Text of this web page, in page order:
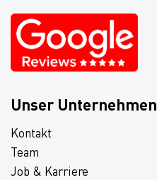
Unser Unternehmen
Kontakt
Team
Job & Karriere